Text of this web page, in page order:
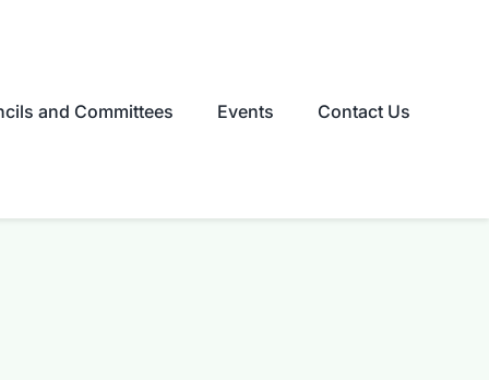
and Committees Events Contact Us